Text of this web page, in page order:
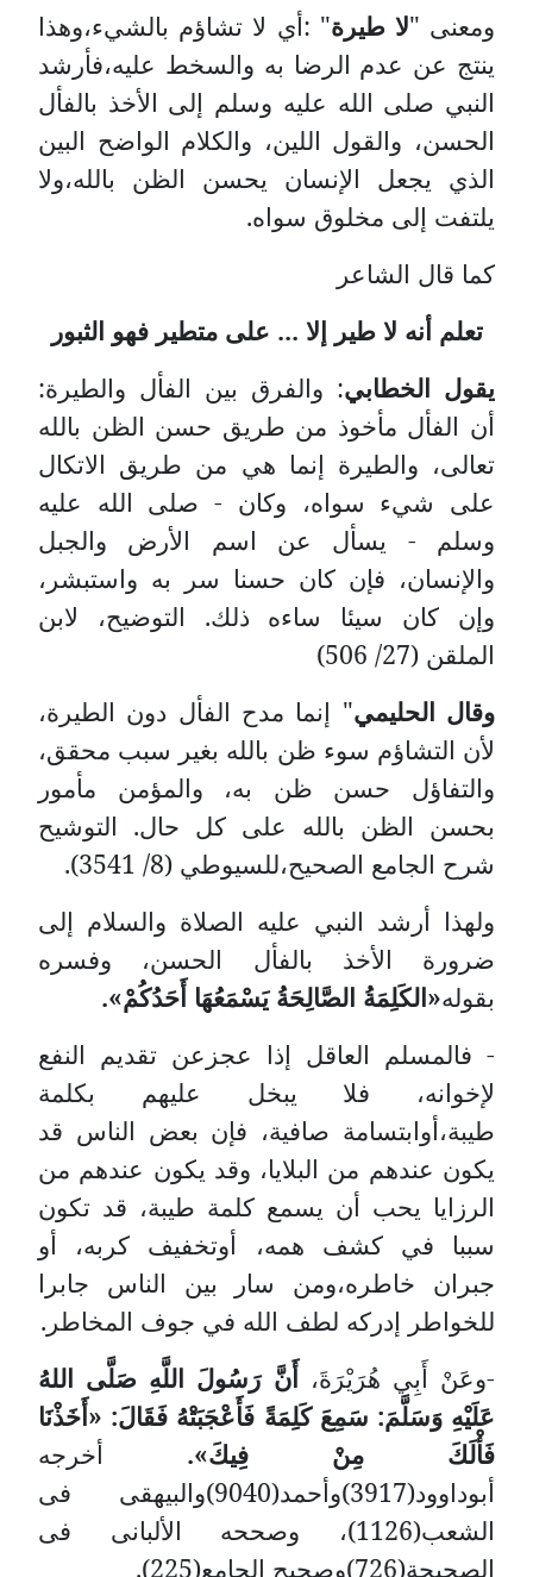
ومعنى "لا طيرة" :أي لا تشاؤم بالشيء،وهذا
ينتج عن عدم الرضا به والسخط عليه،فأرشد
النبي صلى الله عليه وسلم إلى الأخذ بالفأل
الحسن، والقول اللين، والكلام الواضح البين
الذي يجعل الإنسان يحسن الظن بالله،ولا
يلتفت إلى مخلوق سواه.
كما قال الشاعر
تعلم أنه لا طير إلا ... على متطير فهو الثبور
يقول الخطابي: والفرق بين الفأل والطيرة:
أن الفأل مأخوذ من طريق حسن الظن بالله
تعالى، والطيرة إنما هي من طريق الاتكال
على شيء سواه، وكان - صلى الله عليه
وسلم - يسأل عن اسم الأرض والجبل
والإنسان، فإن كان حسنا سر به واستبشر،
وإن كان سيئا ساءه ذلك. التوضيح، لابن
الملقن (27/ 506)
وقال الحليمي" إنما مدح الفأل دون الطيرة،
لأن التشاؤم سوء ظن بالله بغير سبب محقق،
والتفاؤل حسن ظن به، والمؤمن مأمور
بحسن الظن بالله على كل حال. التوشيح
شرح الجامع الصحيح،للسيوطي (8/ 3541).
ولهذا أرشد النبي عليه الصلاة والسلام إلى
ضرورة الأخذ بالفأل الحسن، وفسره
بقوله«الكَلِمَةُ الصَّالِحَةُ يَسْمَعُهَا أَحَدُكُمْ».
- فالمسلم العاقل إذا عجزعن تقديم النفع
لإخوانه، فلا يبخل عليهم بكلمة
طيبة،أوابتسامة صافية، فإن بعض الناس قد
يكون عندهم من البلايا، وقد يكون عندهم من
الرزايا يحب أن يسمع كلمة طيبة، قد تكون
سببا في كشف همه، أوتخفيف كربه، أو
جبران خاطره،ومن سار بين الناس جابرا
للخواطر إدركه لطف الله في جوف المخاطر.
-وعَنْ أَبِي هُرَيْرَةَ،أَنَّ رَسُولَ اللَّهِ صَلَّى اللهُ
عَلَيْهِ وَسَلَّمَ: سَمِعَ كَلِمَةً فَأَعْجَبَتْهُ فَقَالَ: «أَخَذْنَا
فَأْلَكَ مِنْ فِيكَ». أخرجه
أبوداوود(3917)وأحمد(9040)والبيهقى فى
الشعب(1126)، وصححه الألبانى فى
الصحيحة(726)وصحيح الجامع(225).